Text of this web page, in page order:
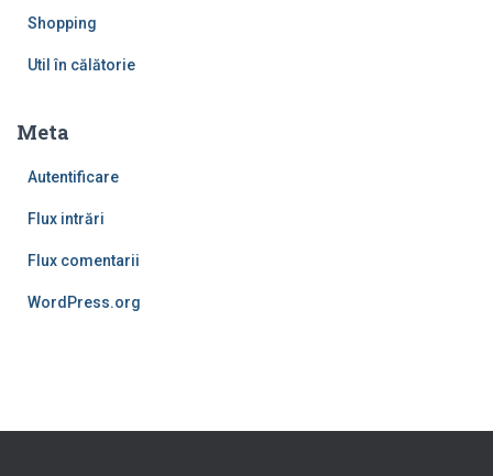
Shopping
Util în călătorie
Meta
Autentificare
Flux intrări
Flux comentarii
WordPress.org